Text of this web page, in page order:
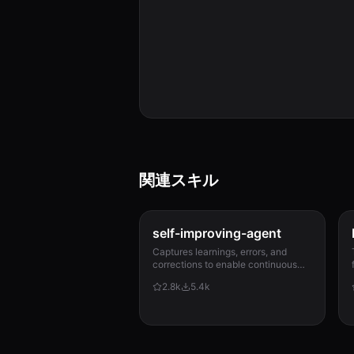
関連スキル
self-improving-agent
Captures learnings, errors, and
corrections to enable continuous
command or operation fails
2.8k 5.4k